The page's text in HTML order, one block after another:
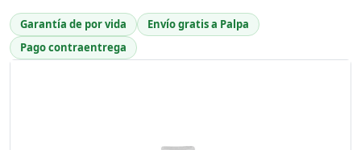
Garantía de por vida
Envío gratis a Palpa
Pago contraentrega